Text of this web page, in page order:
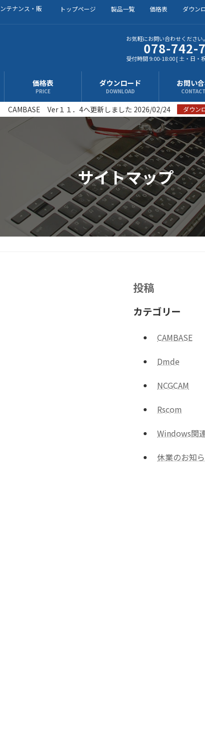
テナンス・販
トップページ 製品一覧 価格表 ダウン
お気軽にお問い合わせください。
078-742-
受付時間 9:00-18:00 [ 土・日・
価格表
PRICE
ダウンロード
DOWNLOAD
お問い
CAMBASE Ver１１．4へ更新しました 2026/02/24 ダウン
サイトマップ
投稿
カテゴリー
CAMBASE
Dmde
NCGCAM
Rscom
Windows関
休業のお知